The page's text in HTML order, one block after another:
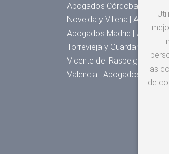
Abogados Córdoba |
Novelda y Villena |
Abogados Madrid |
Torrevieja y Guardamar |
Vicente del Raspeig |
Valencia | Abogados
las
de